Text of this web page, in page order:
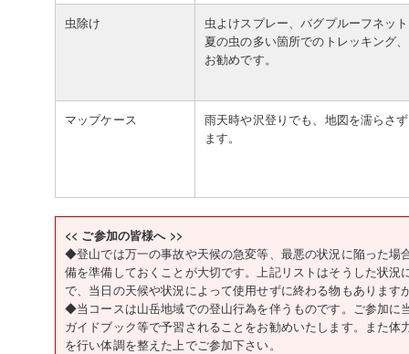
虫除け
虫よけスプレー、バグプルーフネッ
夏の虫の多い箇所でのトレッキング
お勧めです。
マップケース
雨天時や沢登りでも、地図を濡らさ
ます。
<< ご参加の皆様へ >>
◆登山では万一の事故や天候の急変等、最悪の状況に陥った場
備を準備しておくことが大切です。上記リストはそうした状況
で、当日の天候や状況によって使用せずに終わる物もあります
◆当コースは山岳地域での登山行為を伴うものです。ご参加に
ガイドブック等で予習されることをお勧めいたします。また
を行い体調を整えた上でご参加下さい。